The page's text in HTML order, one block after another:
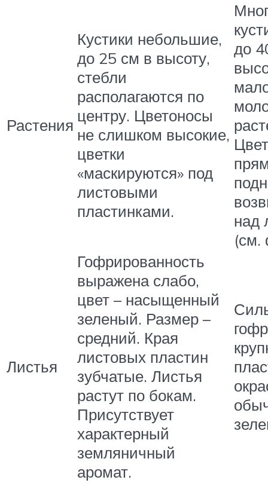
Растения
Кустики небольшие,
до 25 см в высоту,
стебли
располагаются по
центру. Цветоносы
не слишком высокие,
цветки
«маскируются» под
листовыми
пластинками.
до
над
(см.
Листья
Гофрированность
выражена слабо,
цвет – насыщенный
зеленый. Размер –
средний. Края
листовых пластин
зубчатые. Листья
растут по бокам.
Присутствует
характерный
земляничный
аромат.